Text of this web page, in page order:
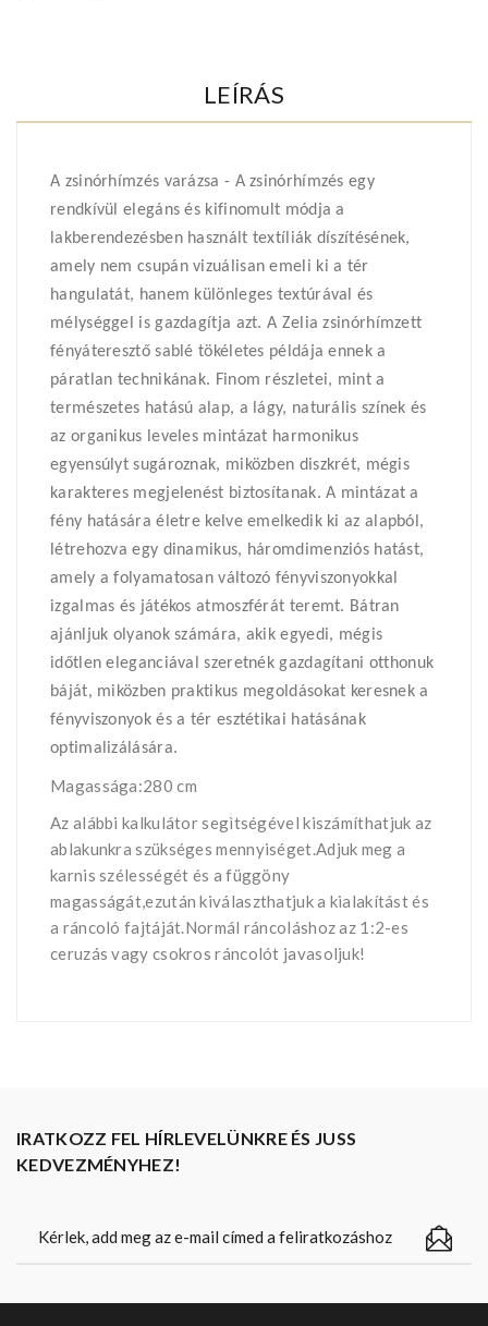
LEÍRÁS
A zsinórhímzés varázsa - A zsinórhímzés egy
rendkívül elegáns és kifinomult módja a
lakberendezésben használt textíliák díszítésének,
amely nem csupán vizuálisan emeli ki a tér
hangulatát, hanem különleges textúrával és
mélységgel is gazdagítja azt. A Zelia zsinórhímzett
fényáteresztő sablé tökéletes példája ennek a
páratlan technikának. Finom részletei, mint a
természetes hatású alap, a lágy, naturális színek és
az organikus leveles mintázat harmonikus
egyensúlyt sugároznak, miközben diszkrét, mégis
karakteres megjelenést biztosítanak. A mintázat a
fény hatására életre kelve emelkedik ki az alapból,
létrehozva egy dinamikus, háromdimenziós hatást,
amely a folyamatosan változó fényviszonyokkal
izgalmas és játékos atmoszférát teremt. Bátran
ajánljuk olyanok számára, akik egyedi, mégis
időtlen eleganciával szeretnék gazdagítani otthonuk
báját, miközben praktikus megoldásokat keresnek a
fényviszonyok és a tér esztétikai hatásának
optimalizálására.
Magassága:280 cm
Az alábbi kalkulátor segìtségével kiszámíthatjuk az
ablakunkra szükséges mennyiséget.Adjuk meg a
karnis szélességét és a függöny
magasságát,ezután kiválaszthatjuk a kialakítást és
a ráncoló fajtáját.Normál ráncoláshoz az 1:2-es
ceruzás vagy csokros ráncolót javasoljuk!
IRATKOZZ FEL HÍRLEVELÜNKRE ÉS JUSS
KEDVEZMÉNYHEZ!